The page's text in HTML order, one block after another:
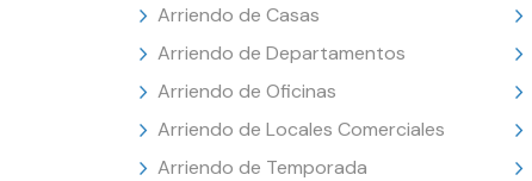
Arriendo de Casas
Arriendo de Departamentos
Arriendo de Oficinas
Arriendo de Locales Comerciales
Arriendo de Temporada